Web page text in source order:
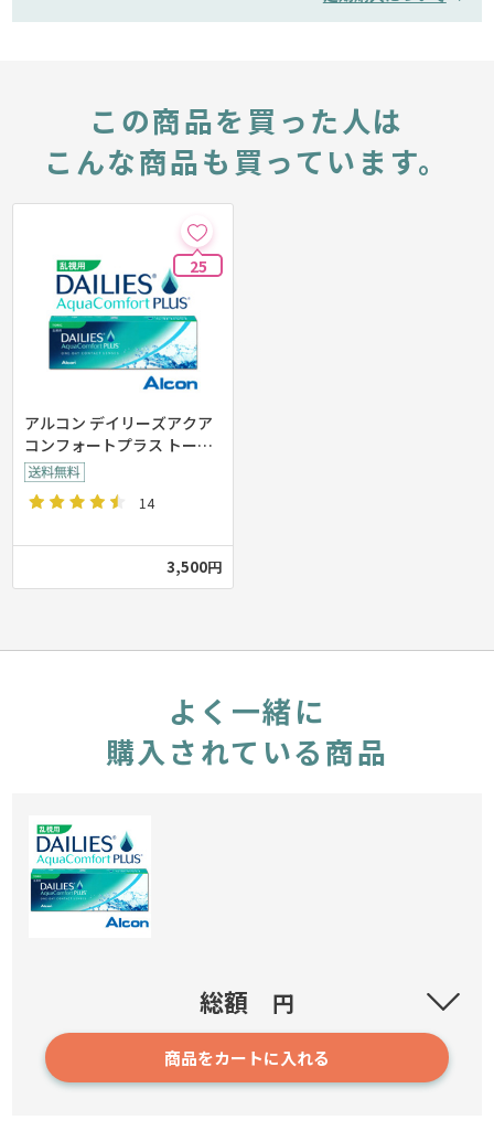
この商品を買った人は
こんな商品も買っています。
25
アルコン デイリーズアクア
コンフォートプラス トーリ
ック 乱視用【30枚入り】
14
3,500円
よく一緒に
購入されている商品
ック 乱視用【30枚入り】
14
3,500円
総額 円
商品をカートに入れる